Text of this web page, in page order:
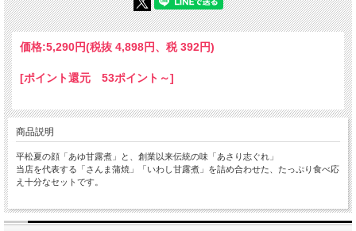
価格:5,290円(税抜 4,898円、税 392円)
[ポイント還元 53ポイント～]
商品説明
平松夏の顔「あゆ甘露煮」と、創業以来伝統の味「あさり志ぐれ」
当店を代表する「さんま蒲焼」「いわし甘露煮」を詰め合わせた、たっぷり食べ応
え十分なセットです。